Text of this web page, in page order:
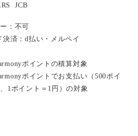
JCB
：不可
決済：d払い・メルペイ
ポイントの積算対象
ポイントでお支払い（500ポイ
1ポイント＝1円）の対象